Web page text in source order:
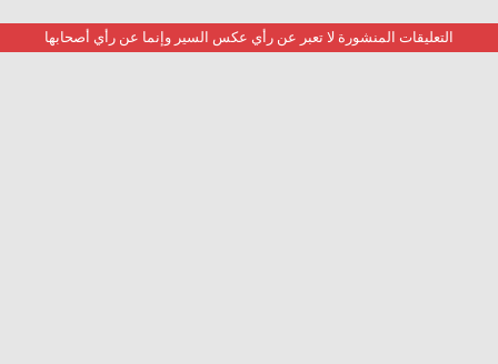
التعليقات المنشورة لا تعبر عن رأي عكس السير وإنما عن رأي أصحابها